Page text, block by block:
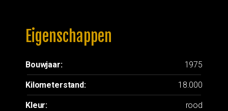
Eigenschappen
Bouwjaar: 1975
Kilometerstand: 18.000
Kleur: rood